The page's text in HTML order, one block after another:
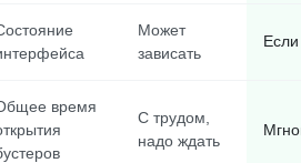
Может
зависать
Если
время
С трудом,
надо ждать